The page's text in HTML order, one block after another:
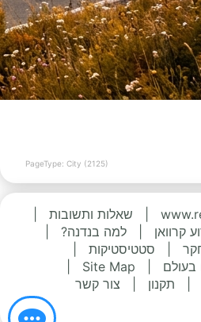
PageType: City (2125)
שאלות ותשובות
קרוואן למה בנדנה?
סטטיסטיקות
בעולם
Site Map
תקנון צור קשר